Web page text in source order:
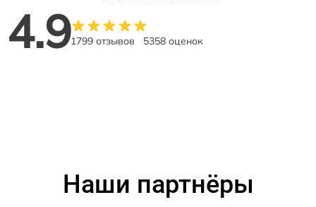
4.91799 отзывов 5358 оценок
Наши партнёры